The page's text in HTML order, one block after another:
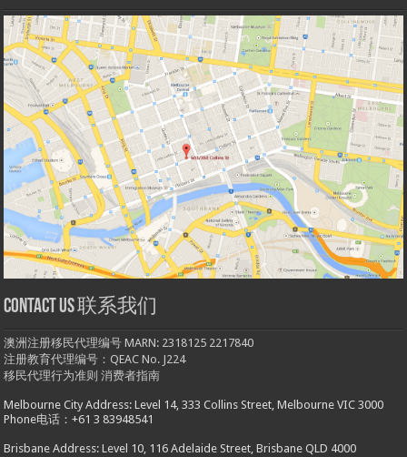
Contact us 联系我们
澳洲注册移民代理编号 MARN: 2318125 2217840
注册教育代理编号：QEAC No. J224
移民代理行为准则 消费者指南
Melbourne City Address: Level 14, 333 Collins Street, Melbourne VIC 3000
Phone电话：+61 3 83948541
Brisbane Address: Level 10, 116 Adelaide Street, Brisbane QLD 4000